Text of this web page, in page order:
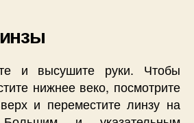
и высушите руки. Чтобы
нижнее веко, посмотрите
и переместите линзу на